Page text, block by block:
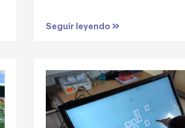
Seguir leyendo